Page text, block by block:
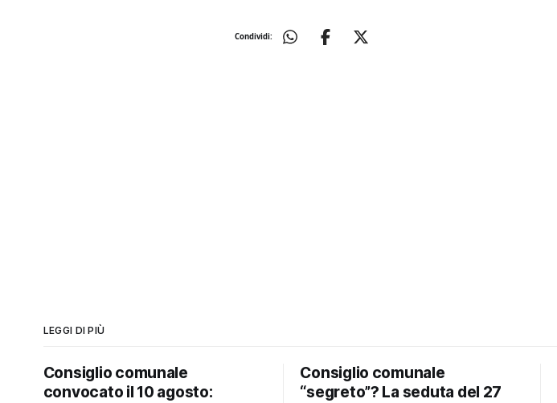
Condividi:
LEGGI DI PIÙ
Consiglio comunale
convocato il 10 agosto:
Consiglio comunale
“segreto”? La seduta del 27